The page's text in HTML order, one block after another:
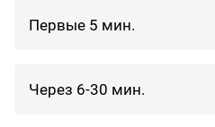
Первые 5 мин.
Через 6-30 мин.